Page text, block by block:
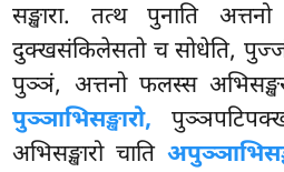
सङ्खारा. तत्थ पुनाति
दुक्खसंकिलेसतो च सोधेति, पुज्जं
पुञ्ञं, अत्तनो फलस्स
पुञ्ञाभिसङ्खारो,
अभिसङ्खारो चाति